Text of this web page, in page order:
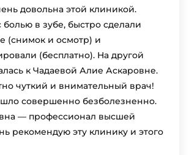
довольна этой клиникой.
болью в зубе, быстро сделали
(снимок и осмотр) и
(бесплатно). На другой
к Чадаевой Алие Аскаровне.
чуткий и внимательный врач!
совершенно безболезненно.
— профессионал высшей
рекомендую эту клинику и этого